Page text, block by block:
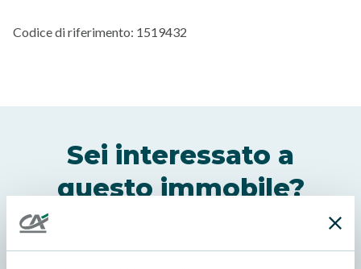
Codice di riferimento: 1519432
Sei interessato a
questo immobile?
Contattaci